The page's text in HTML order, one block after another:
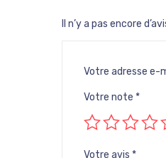
Il n’y a pas encore
Votre adresse e-
Votre note *
Votre avis *